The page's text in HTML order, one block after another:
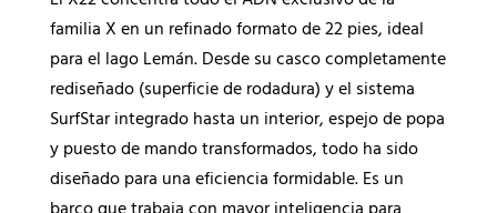
familia X en un refinado formato de 22 pies, ideal
para el lago Lemán. Desde su casco completamente
rediseñado (superficie de rodadura) y el sistema
SurfStar integrado hasta un interior, espejo de popa
y puesto de mando transformados, todo ha sido
diseñado para una eficiencia formidable. Es un